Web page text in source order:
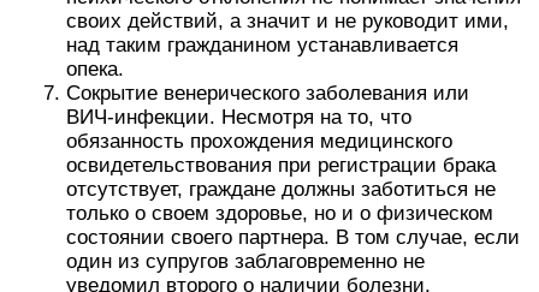
своих действий, а значит и не руководит ими,
над таким гражданином устанавливается
опека.
Сокрытие венерического заболевания или
ВИЧ-инфекции. Несмотря на то, что
обязанность прохождения медицинского
освидетельствования при регистрации брака
отсутствует, граждане должны заботиться не
только о своем здоровье, но и о физическом
состоянии своего партнера. В том случае, если
один из супругов заблаговременно не
уведомил второго о наличии болезни,